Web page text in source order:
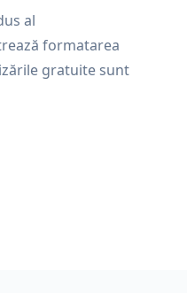
al
formatarea
gratuite sunt